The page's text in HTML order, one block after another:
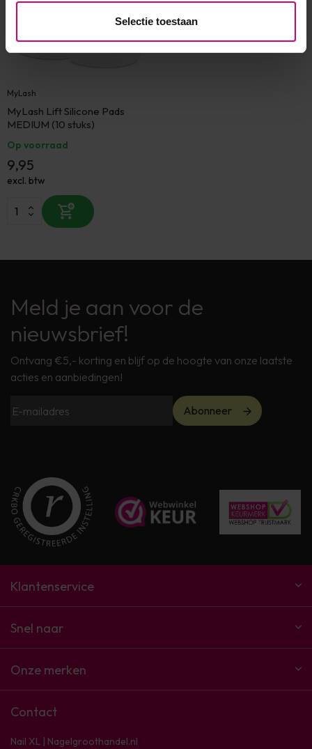
Selectie toestaan
MyLash
MyLash Lift Silicone Pads
MEDIUM (10 stuks)
Op voorraad
9,95
excl. btw
Meld je aan voor de
nieuwsbrief!
Ontvang €5,- korting en blijf op de hoogte van onze laatste
acties en aanbiedingen!
Abonneer
Klantenservice
Snel naar
Onze merken
Contact
Nail XL | Nagelgroothandel.nl